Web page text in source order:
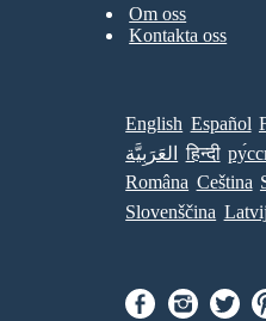
Om oss
Kontakta oss
English Español
العَرَبِيَّة
हिन्दी
Româna Ceština
Slovenščina